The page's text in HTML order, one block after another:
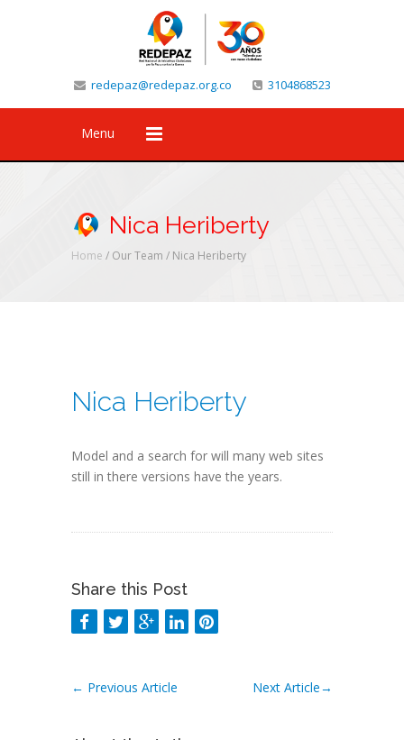
redepaz@redepaz.org.co 3104868523
Menu
Nica Heriberty
Home / Our Team / Nica Heriberty
Nica Heriberty
Model and a search for will many web sites
still in there versions have the years.
Share this Post
← Previous Article Next Article→